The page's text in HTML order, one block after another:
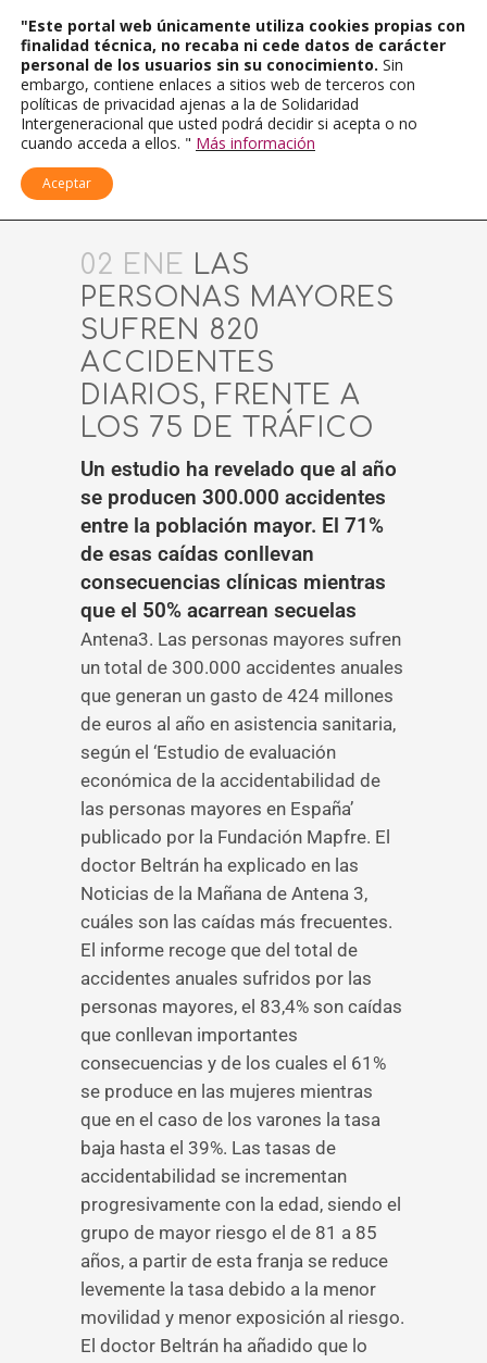
02 ENE LAS
PERSONAS MAYORES
SUFREN 820
ACCIDENTES
DIARIOS, FRENTE A
LOS 75 DE TRÁFICO
Un estudio ha revelado que al año
se producen 300.000 accidentes
entre la población mayor. El 71%
de esas caídas conllevan
consecuencias clínicas mientras
que el 50% acarrean secuelas
Antena3. Las personas mayores sufren
un total de 300.000 accidentes anuales
que generan un gasto de 424 millones
de euros al año en asistencia sanitaria,
según el ‘Estudio de evaluación
económica de la accidentabilidad de
las personas mayores en España’
publicado por la Fundación Mapfre. El
doctor Beltrán ha explicado en las
Noticias de la Mañana de Antena 3,
cuáles son las caídas más frecuentes.
El informe recoge que del total de
accidentes anuales sufridos por las
personas mayores, el 83,4% son caídas
que conllevan importantes
consecuencias y de los cuales el 61%
se produce en las mujeres mientras
que en el caso de los varones la tasa
baja hasta el 39%. Las tasas de
accidentabilidad se incrementan
progresivamente con la edad, siendo el
grupo de mayor riesgo el de 81 a 85
años, a partir de esta franja se reduce
levemente la tasa debido a la menor
movilidad y menor exposición al riesgo.
El doctor Beltrán ha añadido que lo
"Este portal web únicamente utiliza cookies propias con
finalidad técnica, no recaba ni cede datos de carácter
personal de los usuarios sin su conocimiento. Sin
embargo, contiene enlaces a sitios web de terceros con
políticas de privacidad ajenas a la de Solidaridad
Intergeneracional que usted podrá decidir si acepta o no
cuando acceda a ellos. " Más información
Aceptar